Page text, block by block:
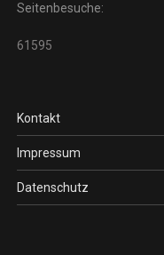
Seitenbesuche:
61595
Kontakt
Impressum
Datenschutz